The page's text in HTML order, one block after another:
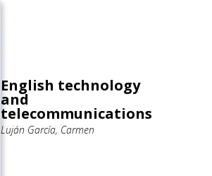
English technology
and
telecommunications
Luján García, Carmen